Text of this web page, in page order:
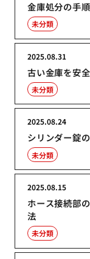
金庫処分の手
未分類
古い金庫を安
2025.08.31
未分類
シリンダー錠
2025.08.24
未分類
ホース接続部
法
2025.08.15
未分類